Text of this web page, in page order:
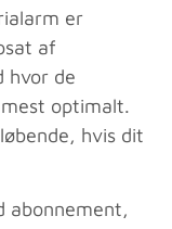
er
af
hvor de
mest optimalt.
hvis dit
abonnement,